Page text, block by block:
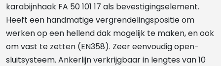
karabijnhaak FA 50 101 17 als bevestigingselement.
Heeft een handmatige vergrendelingspositie om
werken op een hellend dak mogelijk te maken, en ook
om vast te zetten (EN358). Zeer eenvoudig open-
sluitsysteem. Ankerlijn verkrijgbaar in lengtes van 10